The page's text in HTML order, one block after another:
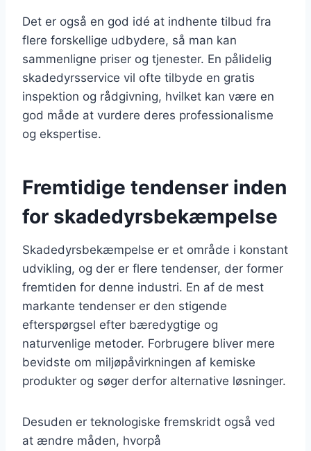
Det er også en god idé at indhente tilbud fra
flere forskellige udbydere, så man kan
sammenligne priser og tjenester. En pålidelig
skadedyrsservice vil ofte tilbyde en gratis
inspektion og rådgivning, hvilket kan være en
god måde at vurdere deres professionalisme
og ekspertise.
Fremtidige tendenser inden
for skadedyrsbekæmpelse
Skadedyrsbekæmpelse er et område i konstant
udvikling, og der er flere tendenser, der former
fremtiden for denne industri. En af de mest
markante tendenser er den stigende
efterspørgsel efter bæredygtige og
naturvenlige metoder. Forbrugere bliver mere
bevidste om miljøpåvirkningen af kemiske
produkter og søger derfor alternative løsninger.
Desuden er teknologiske fremskridt også ved
at ændre måden, hvorpå